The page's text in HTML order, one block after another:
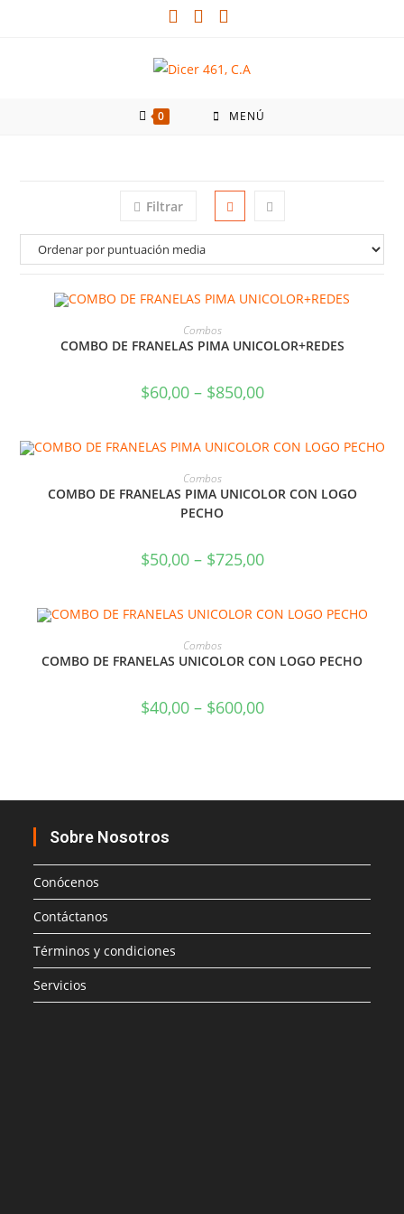
0 MENÚ
Filtrar
SELECCIONAR OPCIONES
Combos
COMBO DE FRANELAS PIMA UNICOLOR+REDES
$60,00– $850,00
SELECCIONAR OPCIONES
Combos
COMBO DE FRANELAS PIMA UNICOLOR CON LOGO
PECHO
$50,00– $725,00
SELECCIONAR OPCIONES
Combos
COMBO DE FRANELAS UNICOLOR CON LOGO PECHO
$40,00– $600,00
Sobre Nosotros
Conócenos
Contáctanos
Términos y condiciones
Servicios